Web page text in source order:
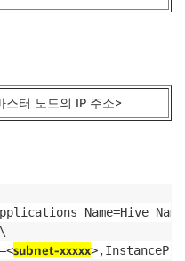
스터 노드의 IP 주소>
Name=Hive
subnet-xxxxx